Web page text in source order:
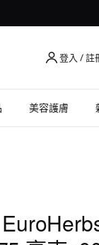
登入 / 註
美容護膚